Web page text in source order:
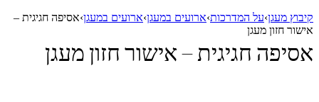
קיבוץ מעגן›על המדרכות›ארועים במעגן›ארועים במעגן›אסיפה חגיגית –
אישור חזון מעגן
אסיפה חגיגית – אישור חזון מעגן